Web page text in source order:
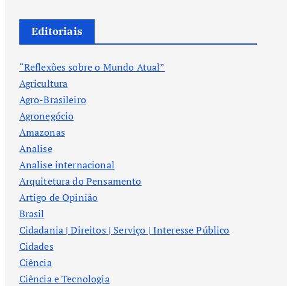
Editoriais
“Reflexões sobre o Mundo Atual”
Agricultura
Agro-Brasileiro
Agronegócio
Amazonas
Analise
Analise internacional
Arquitetura do Pensamento
Artigo de Opinião
Brasil
Cidadania | Direitos | Serviço | Interesse Público
Cidades
Ciência
Ciência e Tecnologia